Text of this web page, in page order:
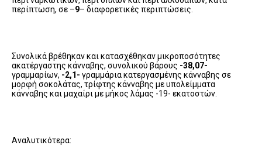
περίπτωση, σε –9– διαφορετικές περιπτώσεις.
Συνολικά βρέθηκαν και κατασχέθηκαν μικροποσότητες
ακατέργαστης κάνναβης, συνολικού βάρους -38,07-
γραμμαρίων, -2,1- γραμμάρια κατεργασμένης κάνναβης σε
μορφή σοκολάτας, τρίφτης κάνναβης με υπολείμματα
κάνναβης και μαχαίρι με μήκος λάμας -19- εκατοστών.
Αναλυτικότερα: